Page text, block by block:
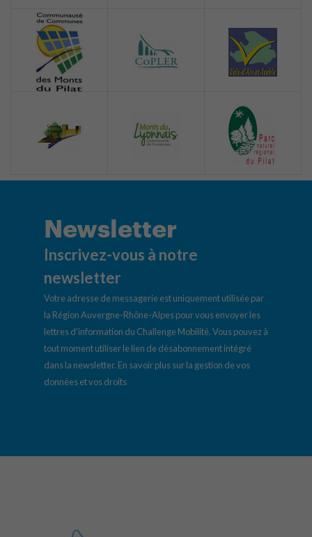
Newsletter
Inscrivez-vous à notre
newsletter
Votre adresse de messagerie est uniquement utilisée par
la Région Auvergne-Rhône-Alpes pour vous envoyer les
lettres d’information du Challenge Mobilité. Vous pouvez à
tout moment utiliser le lien de désabonnement intégré
dans la newsletter. En savoir plus sur la gestion de vos
données et vos droits